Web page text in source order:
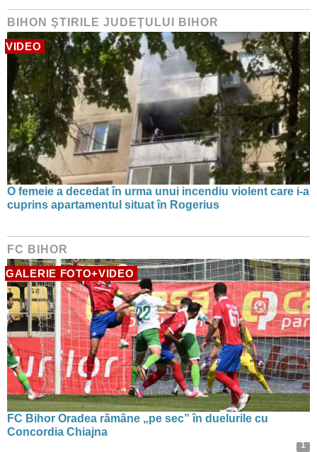
BIHON ŞTIRILE JUDEŢULUI BIHOR
VIDEO
O femeie a decedat în urma unui incendiu violent care i-a
cuprins apartamentul situat în Rogerius
FC BIHOR
GALERIE FOTO+VIDEO
FC Bihor Oradea rămâne „pe sec” în duelurile cu
Concordia Chiajna
1